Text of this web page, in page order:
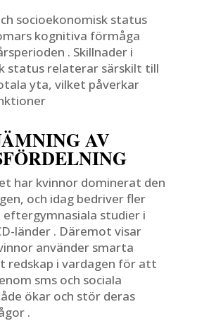
socioekonomisk status
kognitiva förmåga
. Skillnader i
status relaterar särskilt till
yta, vilket påverkar
AV
har kvinnor dominerat den
och idag bedriver fler
eftergymnasiala studier i
länder . Däremot visar
använder smarta
redskap i vardagen för att
sms och sociala
ökar och stör deras
.